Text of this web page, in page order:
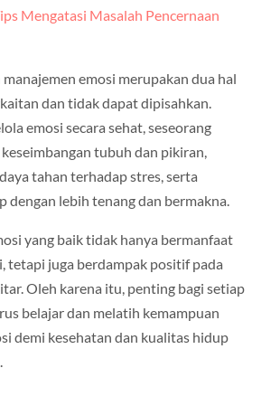
Mengatasi Masalah Pencernaan
emosi merupakan dua hal
dan tidak dapat dipisahkan.
emosi secara sehat, seseorang
tubuh dan pikiran,
tahan terhadap stres, serta
dengan lebih tenang dan bermakna.
yang baik tidak hanya bermanfaat
tetapi juga berdampak positif pada
Oleh karena itu, penting bagi setiap
belajar dan melatih kemampuan
demi kesehatan dan kualitas hidup